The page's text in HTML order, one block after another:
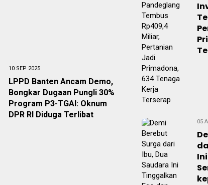
10 SEP 2025
LPPD Banten Ancam Demo,
Bongkar Dugaan Pungli 30%
Program P3-TGAI: Oknum
DPR RI Diduga Terlibat
05